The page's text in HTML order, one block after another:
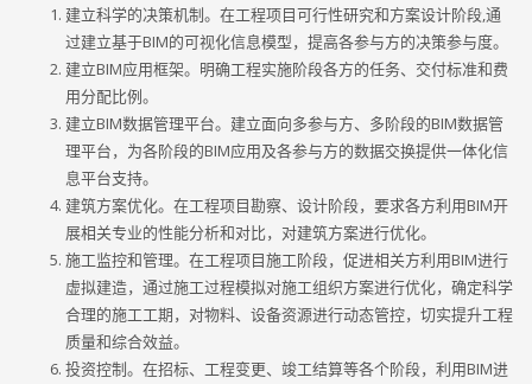
建立科学的决策机制。在工程项目可行性研究和方案设计阶段,通
过建立基于BIM的可视化信息模型，提高各参与方的决策参与度。
建立BIM应用框架。明确工程实施阶段各方的任务、交付标准和费
用分配比例。
建立BIM数据管理平台。建立面向多参与方、多阶段的BIM数据管
理平台，为各阶段的BIM应用及各参与方的数据交换提供一体化信
息平台支持。
建筑方案优化。在工程项目勘察、设计阶段，要求各方利用BIM开
展相关专业的性能分析和对比，对建筑方案进行优化。
施工监控和管理。在工程项目施工阶段，促进相关方利用BIM进行
虚拟建造，通过施工过程模拟对施工组织方案进行优化，确定科学
合理的施工工期，对物料、设备资源进行动态管控，切实提升工程
质量和综合效益。
投资控制。在招标、工程变更、竣工结算等各个阶段，利用BIM进